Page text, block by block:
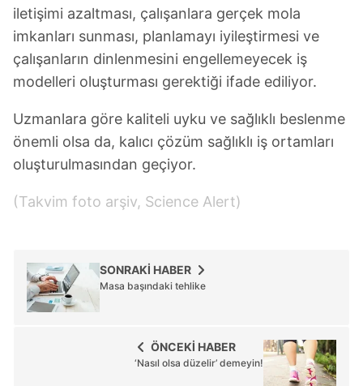
iletişimi azaltması, çalışanlara gerçek mola
imkanları sunması, planlamayı iyileştirmesi ve
çalışanların dinlenmesini engellemeyecek iş
modelleri oluşturması gerektiği ifade ediliyor.
Uzmanlara göre kaliteli uyku ve sağlıklı beslenme
önemli olsa da, kalıcı çözüm sağlıklı iş ortamları
oluşturulmasından geçiyor.
(Takvim foto arşiv, Science Alert)
SONRAKİ HABER
Masa başındaki tehlike
ÖNCEKİ HABER
‘Nasıl olsa düzelir’ demeyin!